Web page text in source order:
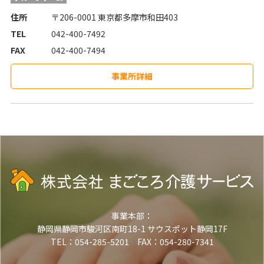
住所
〒206-0001 東京都多摩市和田403
TEL
042-400-7492
FAX
042-400-7494
事業所詳細
事業本部：
静岡県静岡市駿河区南町18-1 サウスポット静岡17F
TEL：054-285-5201 FAX：054-280-7341